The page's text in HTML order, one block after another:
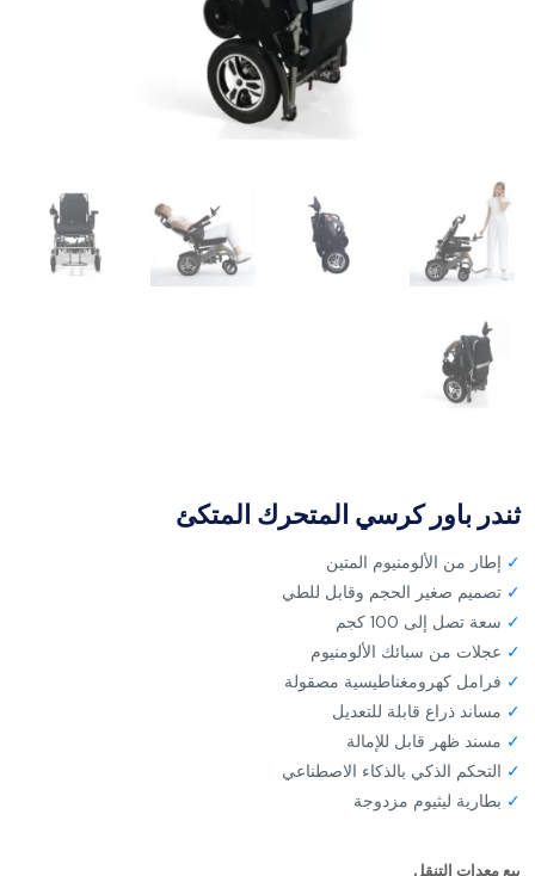
ثندر باور كرسي المتحرك المتكئ
✓ إطار من الألومنيوم المتين
✓ تصميم صغير الحجم وقابل للطي
✓ سعة تصل إلى 100 كجم
✓ عجلات من سبائك الألومنيوم
✓ فرامل كهرومغناطيسية مصقولة
✓ مساند ذراع قابلة للتعديل
✓ مسند ظهر قابل للإمالة
✓ التحكم الذكي بالذكاء الاصطناعي
✓ بطارية ليثيوم مزدوجة
بيع معدات التنقل